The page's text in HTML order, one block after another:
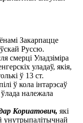
Закарпацце
Руссю.
смерці Уладзіміра
уладаў, якія,
ў 13 ст.
ў кола інтарэсаў
ўлада належала
Кориатович, які
унутрыпалітычнай